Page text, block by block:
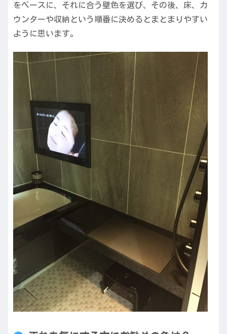
をベースに、それに合う壁色を選び、その後、床、カ
ウンターや収納という順番に決めるとまとまりやすい
ように思います。